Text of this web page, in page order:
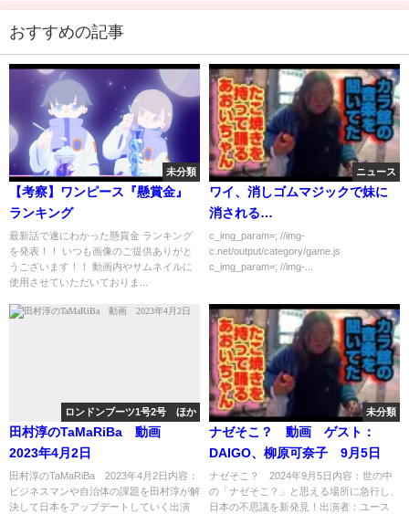
おすすめの記事
未分類
【考察】ワンピース『懸賞金』
ランキング
最新話で遂にわかった懸賞金 ランキング
を発表！！ いつも画像のご提供ありがと
うございます！！ 動画内やサムネイルに
使用させていただいておりま...
ニュース
ワイ、消しゴムマジックで妹に
消される…
c_img_param=; //img-
c.net/output/category/game.js
c_img_param=; //img-...
ロンドンブーツ1号2号 ほか
田村淳のTaMaRiBa 動画
2023年4月2日
田村淳のTaMaRiBa 2023年4月2日内容：
ビジネスマンや自治体の課題を田村淳が解
決して日本をアップデートしていく出演
未分類
ナゼそこ？ 動画 ゲスト：
DAIGO、柳原可奈子 9月5日
ナゼそこ？ 2024年9月5日内容：世の中
の「ナゼそこ？」と思える場所に急行し、
日本の不思議を新発見！出演者：ユース